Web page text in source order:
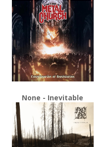
None - Inevitable